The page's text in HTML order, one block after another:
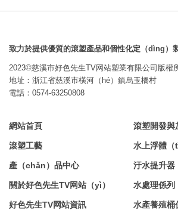
致力於提供優質的滾塑產品和個性化定（dìng）
2023©慈溪市好色先生TV网站塑業有限公司版權
地址：浙江省慈溪市橫河（hé）鎮烏玉橋村
電話：0574-63250808
網站首頁
滾塑工藝
產（chǎn）品中心
關於好色先生TV网站（yì）
好色先生TV网站資訊
滾塑開發與
水上浮體（
汙水提升器
水處理係列
水產養殖桶